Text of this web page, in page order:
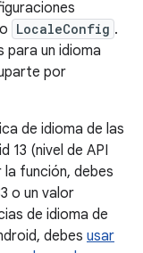
LocaleConfig .
para un idioma
por
de idioma de las
13 (nivel de API
función, debes
o un valor
de idioma de
debes usar